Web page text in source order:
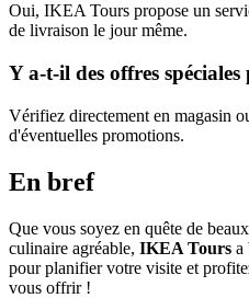
Oui, IKEA Tours propose un
de livraison le jour même.
Y a-t-il des offres
Vérifiez directement en magasin
d'éventuelles promotions.
En bref
Que vous soyez en quête de
culinaire agréable, IKEA Tours a
pour planifier votre visite et
vous offrir !